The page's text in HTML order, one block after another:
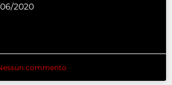
2020
commento